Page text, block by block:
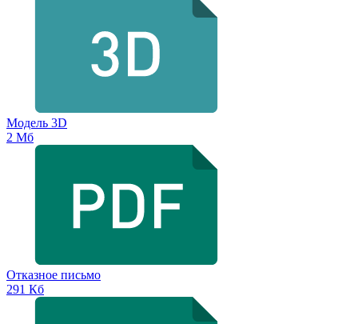
Модель 3D
2 Мб
Отказное письмо
291 Кб